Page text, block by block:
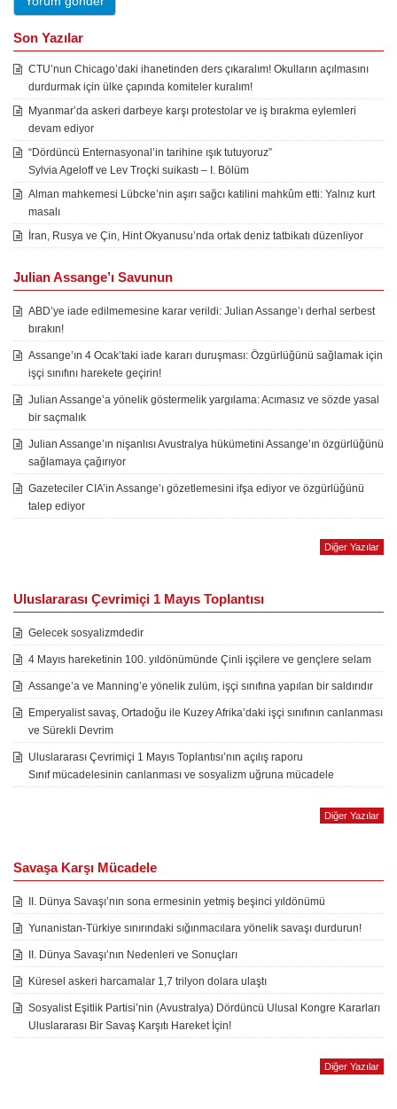
Son Yazılar
CTU’nun Chicago’daki ihanetinden ders çıkaralım! Okulların açılmasını
durdurmak için ülke çapında komiteler kuralım!
Myanmar’da askeri darbeye karşı protestolar ve iş bırakma eylemleri
devam ediyor
“Dördüncü Enternasyonal’in tarihine ışık tutuyoruz”
Sylvia Ageloff ve Lev Troçki suikastı – I. Bölüm
Alman mahkemesi Lübcke’nin aşırı sağcı katilini mahkûm etti: Yalnız kurt
masalı
İran, Rusya ve Çin, Hint Okyanusu’nda ortak deniz tatbikatı düzenliyor
Julian Assange’ı Savunun
ABD’ye iade edilmemesine karar verildi: Julian Assange’ı derhal serbest
bırakın!
Assange’ın 4 Ocak’taki iade kararı duruşması: Özgürlüğünü sağlamak için
işçi sınıfını harekete geçirin!
Julian Assange’a yönelik göstermelik yargılama: Acımasız ve sözde yasal
bir saçmalık
Julian Assange’ın nişanlısı Avustralya hükümetini Assange’ın özgürlüğünü
sağlamaya çağırıyor
Gazeteciler CIA’in Assange’ı gözetlemesini ifşa ediyor ve özgürlüğünü
talep ediyor
Diğer Yazılar
Uluslararası Çevrimiçi 1 Mayıs Toplantısı
Gelecek sosyalizmdedir
4 Mayıs hareketinin 100. yıldönümünde Çinli işçilere ve gençlere selam
Assange’a ve Manning’e yönelik zulüm, işçi sınıfına yapılan bir saldırıdır
Emperyalist savaş, Ortadoğu ile Kuzey Afrika’daki işçi sınıfının canlanması
ve Sürekli Devrim
Uluslararası Çevrimiçi 1 Mayıs Toplantısı’nın açılış raporu
Sınıf mücadelesinin canlanması ve sosyalizm uğruna mücadele
Diğer Yazılar
Savaşa Karşı Mücadele
II. Dünya Savaşı’nın sona ermesinin yetmiş beşinci yıldönümü
Yunanistan-Türkiye sınırındaki sığınmacılara yönelik savaşı durdurun!
II. Dünya Savaşı’nın Nedenleri ve Sonuçları
Küresel askeri harcamalar 1,7 trilyon dolara ulaştı
Sosyalist Eşitlik Partisi’nin (Avustralya) Dördüncü Ulusal Kongre Kararları
Uluslararası Bir Savaş Karşıtı Hareket İçin!
Diğer Yazılar